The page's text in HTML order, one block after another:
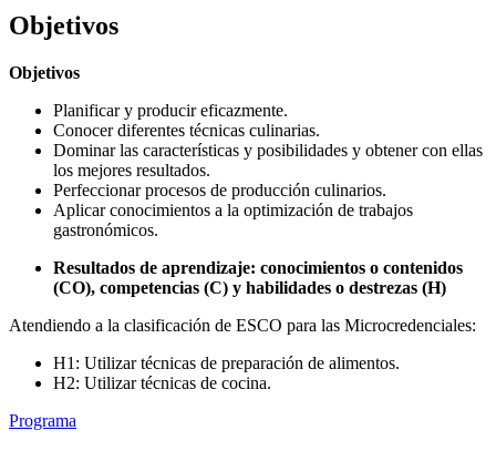
Objetivos
Objetivos
Planificar y producir eficazmente.
Conocer diferentes técnicas culinarias.
Dominar las características y posibilidades y obtener con ellas
los mejores resultados.
Perfeccionar procesos de producción culinarios.
Aplicar conocimientos a la optimización de trabajos
gastronómicos.
Resultados de aprendizaje: conocimientos o contenidos
(CO), competencias (C) y habilidades o destrezas (H)
Atendiendo a la clasificación de ESCO para las Microcredenciales:
H1: Utilizar técnicas de preparación de alimentos.
H2: Utilizar técnicas de cocina.
Programa